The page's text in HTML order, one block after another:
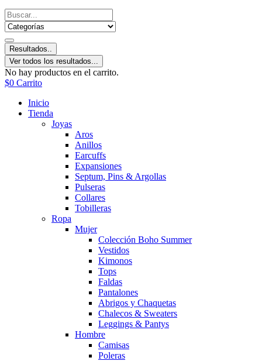
Resultados..
Ver todos los resultados...
No hay productos en el carrito.
$0 Carrito
Inicio
Tienda
Joyas
Aros
Anillos
Earcuffs
Expansiones
Septum, Pins & Argollas
Pulseras
Collares
Tobilleras
Ropa
Mujer
Colección Boho Summer
Vestidos
Kimonos
Tops
Faldas
Pantalones
Abrigos y Chaquetas
Chalecos & Sweaters
Leggings & Pantys
Hombre
Camisas
Poleras